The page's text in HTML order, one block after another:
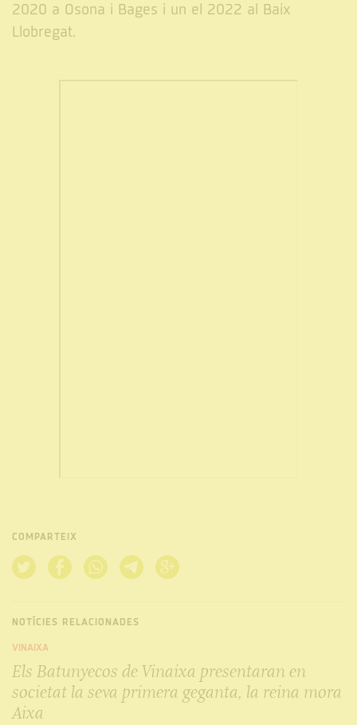
2020 a Osona i Bages i un el 2022 al Baix
Llobregat.
COMPARTEIX
NOTÍCIES RELACIONADES
VINAIXA
Els Batunyecos de Vinaixa presentaran en
societat la seva primera geganta, la reina mora
Aixa